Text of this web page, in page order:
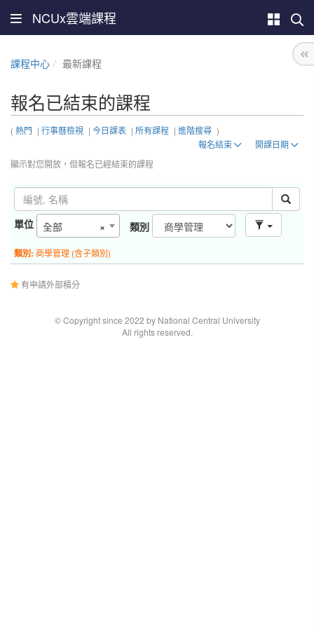
NCUx雲端課程
課程中心 最新課程
報名已結束的課程
(熱門 | 行事曆檢視 | 今日課表 | 所有課程 | 進階搜尋 )
報名結束
開課日期
顯示對您開放，但報名已經結束的課程
單位 ×
全部 類別
類別: 商學管理 (含子類別)
有申請外部積分
© Copyright since 2022 by National Central University
All rights reserved.